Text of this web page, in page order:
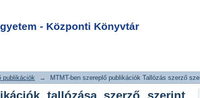
- Központi Könyvtár
"Lackó,
publikációk → MTMT-ben szereplő publikációk Tallózás szerző